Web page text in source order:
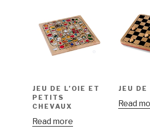
JEU DE L’OIE ET
PETITS
CHEVAUX
Read more
JEU DE
Read